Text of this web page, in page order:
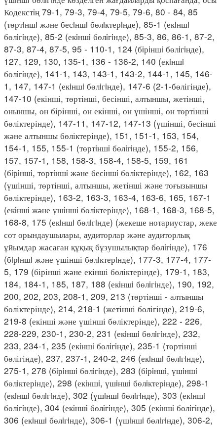
Кодекстiң 79-1, 79-3, 79-4, 79-5, 79-6, 80 - 84, 85
(төртiншi және бесiншi бөлiктерiнде), 85-1 (екiншi
бөлiгiнде), 85-2 (екiншi бөлiгiнде), 85-3, 86, 86-1, 87-2,
87-3, 87-4, 87-5, 95 - 110-1, 124 (бiрiншi бөлiгiнде),
127, 129, 130, 135-1, 136 - 136-2, 140 (екiншi
бөлiгiнде), 141-1, 143, 143-1, 143-2, 144-1, 145, 146-
1, 147, 147-1 (екiншi бөлiгiнде), 147-6 (2-1-бөлігінде),
147-10 (екінші, төртінші, бесінші, алтыншы, жетінші,
оныншы, он бірінші, он екінші, он үшінші, он төртінші
бөліктерінде), 147-11, 147-12, 147-13 (үшінші, бесінші
және алтыншы бөліктерінде), 151, 151-1, 153, 154,
154-1, 155, 155-1 (төртiншi бөлiгiнде), 155-2, 156,
157, 157-1, 158, 158-3, 158-4, 158-5, 159, 161
(бiрiншi, төртiншi және бесiншi бөлiктерiнде), 162, 163
(үшінші, төртінші, алтыншы, жетінші және тоғызыншы
бөліктерінде), 163-2, 163-3, 163-4, 163-6, 165, 167-1
(екiншi және үшiншi бөлiктерiнде), 168-1, 168-3, 168-5,
168-8, 175 (екiншi бөлiгiнде) (жекеше нотариустар, жеке
сот орындаушылары, аудиторлар және аудиторлық
ұйымдар жасаған құқық бұзушылықтар бөлiгiнде), 176
(бiрiншi және үшінші бөлiктерiнде), 177-3, 177-4, 177-
5, 179 (бірінші және екінші бөліктерінде), 179-1, 183,
184, 184-1, 185, 187, 188 (екiншi бөлiгiнде), 190, 192,
200, 202, 203, 208-1, 209, 213 (төртінші - алтыншы
бөліктерінде), 214, 218-1 (жетінші бөлігінде), 219-6,
219-8 (екінші және үшінші бөліктерінде), 222 - 226,
228-229, 230-1, 230-2, 231 (екiншi бөлiгiнде), 232,
233, 234-1, 235 (екiншi бөлiгiнде), 235-1 (төртінші
бөлігінде), 237, 237-1, 240-2, 246 (екiншi бөлiгiнде),
275-1, 278 (бiрiншi бөлiгiнде), 283 (бiрiншi, үшiншi
бөлiктерiнде), 298 (екiншi, үшiншi бөлiктерiнде), 298-1
(екiншi бөлiгiнде), 302 (үшiншi бөлiгiнде), 303 (екiншi
бөлiгiнде), 304 (екiншi бөлiгiнде), 305 (екiншi бөлiгiнде),
306 (екiншi бөлiгiнде), 306-1 (үшiншi бөлiгiнде), 306-2,